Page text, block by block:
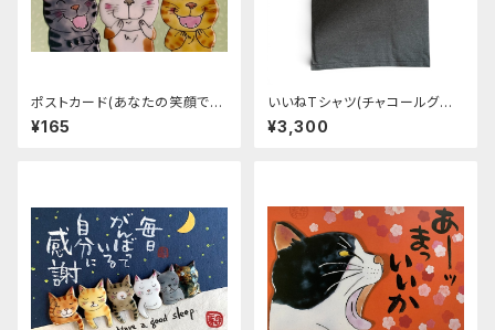
ポストカード(あなたの笑顔で勇
気百倍)
¥165
いいねTシャツ(チャコールグレ
ー)
¥3,300